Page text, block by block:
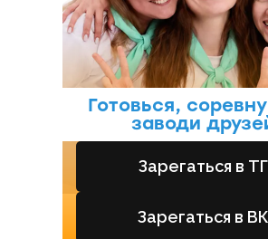
Готовься,
заводи
Зарегаться в ТГ
Зарегаться в ВК